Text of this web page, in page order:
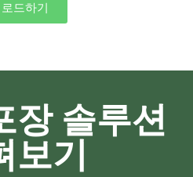
드하기
장 솔루션
보기